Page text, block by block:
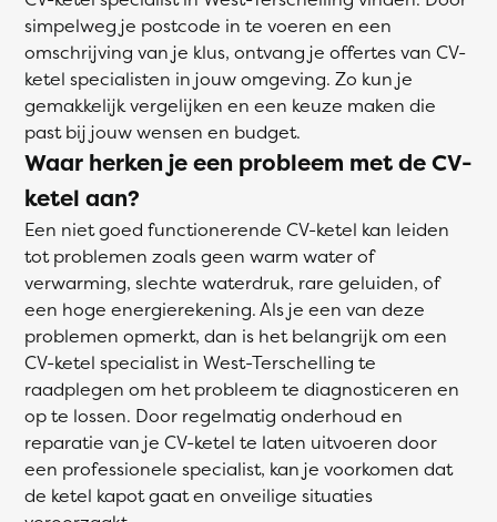
simpelweg je postcode in te voeren en een
omschrijving van je klus, ontvang je offertes van CV-
ketel specialisten in jouw omgeving. Zo kun je
gemakkelijk vergelijken en een keuze maken die
past bij jouw wensen en budget.
Waar herken je een probleem met de CV-
ketel aan?
Een niet goed functionerende CV-ketel kan leiden
tot problemen zoals geen warm water of
verwarming, slechte waterdruk, rare geluiden, of
een hoge energierekening. Als je een van deze
problemen opmerkt, dan is het belangrijk om een
CV-ketel specialist in West-Terschelling te
raadplegen om het probleem te diagnosticeren en
op te lossen. Door regelmatig onderhoud en
reparatie van je CV-ketel te laten uitvoeren door
een professionele specialist, kan je voorkomen dat
de ketel kapot gaat en onveilige situaties